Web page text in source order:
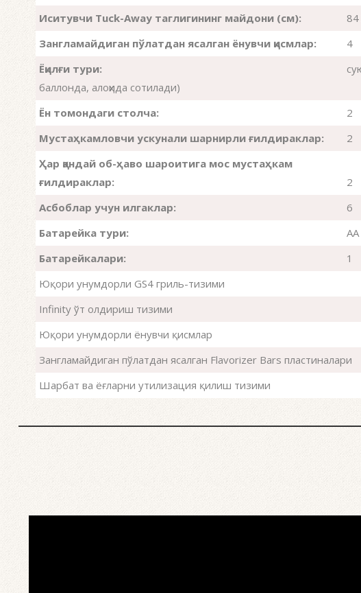
Иситувчи Tuck-Away таглигининг майдони (см):
84
Зангламайдиган пўлатдан ясалган ёнувчи қисмлар:
4
Ёқилғи тури:
баллонда, алоҳида сотилади)
Ён томондаги столча:
2
Мустаҳкамловчи ускунали шарнирли ғилдираклар:
2
Ҳар қандай об-ҳаво шароитига мос мустаҳкам
ғилдираклар:
2
Асбоблар учун илгаклар:
6
Батарейка тури:
AA
Батарейкалари:
1
Юқори унумдорли GS4 гриль-тизими
Infinity ўт олдириш тизими
Юқори унумдорли ёнувчи қисмлар
Зангламайдиган пўлатдан ясалган Flavorizer Bars пластиналари
Шарбат ва ёғларни утилизация қилиш тизими